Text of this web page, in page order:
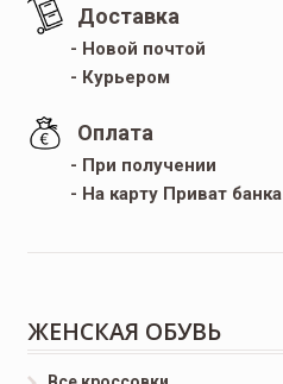
Доставка
- Новой почтой
- Курьером
Оплата
- При получении
- На карту Приват банка
ЖЕНСКАЯ ОБУВЬ